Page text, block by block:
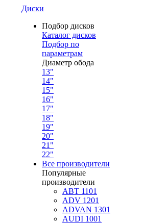
Диски
Подбор дисков
Каталог дисков
Подбор по
параметрам
Диаметр обода
13"
14"
15"
16"
17"
18"
19"
20"
21"
22"
Все производители
Популярные
производители
ABT 1101
ADV 1201
ADVAN 1301
AUDI 1001